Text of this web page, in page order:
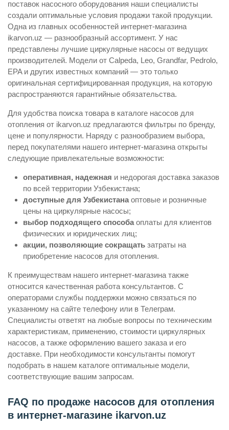
поставок насосного оборудования наши специалисты
создали оптимальные условия продажи такой продукции.
Одна из главных особенностей интернет-магазина
ikarvon.uz — разнообразный ассортимент. У нас
представлены лучшие циркулярные насосы от ведущих
производителей. Модели от Calpeda, Leo, Grandfar, Pedrolo,
EPA и других известных компаний — это только
оригинальная сертифицированная продукция, на которую
распространяются гарантийные обязательства.
Для удобства поиска товара в каталоге насосов для
отопления от ikarvon.uz предлагаются фильтры по бренду,
цене и популярности. Наряду с разнообразием выбора,
перед покупателями нашего интернет-магазина открыты
следующие привлекательные возможности:
оперативная, надежная и недорогая доставка заказов
по всей территории Узбекистана;
доступные для Узбекистана оптовые и розничные
цены на циркулярные насосы;
выбор подходящего способа оплаты для клиентов
физических и юридических лиц;
акции, позволяющие сокращать затраты на
приобретение насосов для отопления.
К преимуществам нашего интернет-магазина также
относится качественная работа консультантов. С
операторами службы поддержки можно связаться по
указанному на сайте телефону или в Телеграм.
Специалисты ответят на любые вопросы по техническим
характеристикам, применению, стоимости циркулярных
насосов, а также оформлению вашего заказа и его
доставке. При необходимости консультанты помогут
подобрать в нашем каталоге оптимальные модели,
соответствующие вашим запросам.
FAQ по продаже насосов для отопления
в интернет-магазине ikarvon.uz